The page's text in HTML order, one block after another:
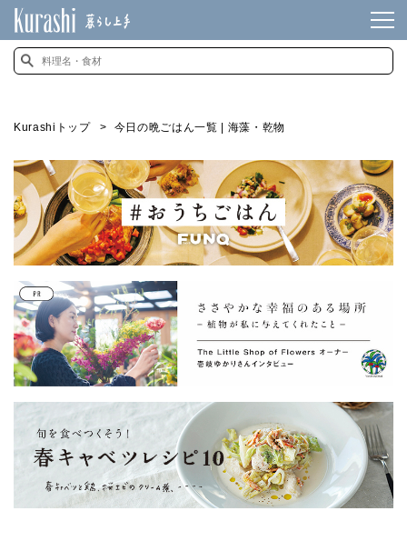
Kurashiトップ 今日の晩ごはん一覧 | 海藻・乾物